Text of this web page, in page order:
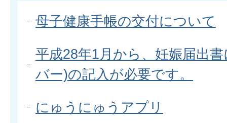
母子健康手帳の交付について
平成28年1月から、妊娠届出
バー)の記入が必要です。
にゅうにゅうアプリ